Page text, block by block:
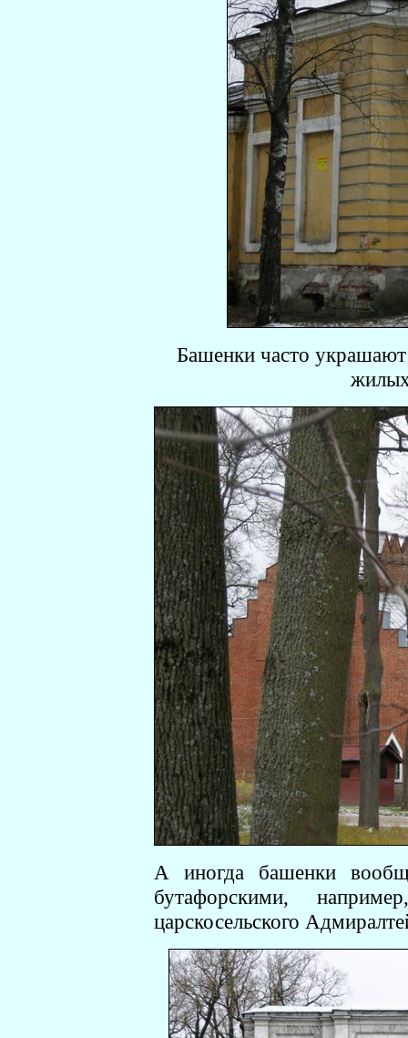
Башенки часто
А иногда башенки
бутафорскими,
царскосельского